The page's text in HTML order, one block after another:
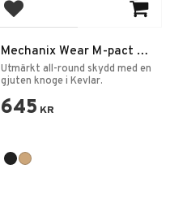
Lägg till i favoriter
Mechanix Wear M-pact 3
Covert Handskar
Utmärkt all-round skydd med en
gjuten knoge i Kevlar.
645 KR